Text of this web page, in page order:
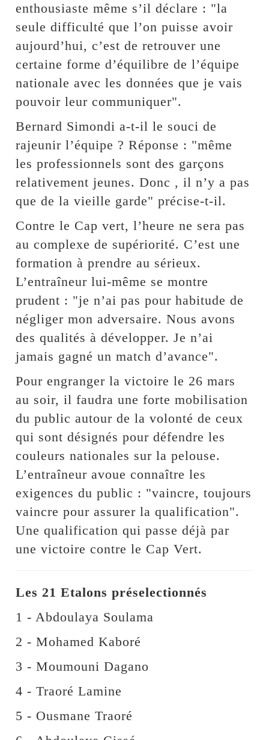
enthousiaste même s’il déclare : "la
seule difficulté que l’on puisse avoir
aujourd’hui, c’est de retrouver une
certaine forme d’équilibre de l’équipe
nationale avec les données que je vais
pouvoir leur communiquer".
Bernard Simondi a-t-il le souci de
rajeunir l’équipe ? Réponse : "même
les professionnels sont des garçons
relativement jeunes. Donc , il n’y a pas
que de la vieille garde" précise-t-il.
Contre le Cap vert, l’heure ne sera pas
au complexe de supériorité. C’est une
formation à prendre au sérieux.
L’entraîneur lui-même se montre
prudent : "je n’ai pas pour habitude de
négliger mon adversaire. Nous avons
des qualités à développer. Je n’ai
jamais gagné un match d’avance".
Pour engranger la victoire le 26 mars
au soir, il faudra une forte mobilisation
du public autour de la volonté de ceux
qui sont désignés pour défendre les
couleurs nationales sur la pelouse.
L’entraîneur avoue connaître les
exigences du public : "vaincre, toujours
vaincre pour assurer la qualification".
Une qualification qui passe déjà par
une victoire contre le Cap Vert.
Les 21 Etalons préselectionnés
1 - Abdoulaya Soulama
2 - Mohamed Kaboré
3 - Moumouni Dagano
4 - Traoré Lamine
5 - Ousmane Traoré